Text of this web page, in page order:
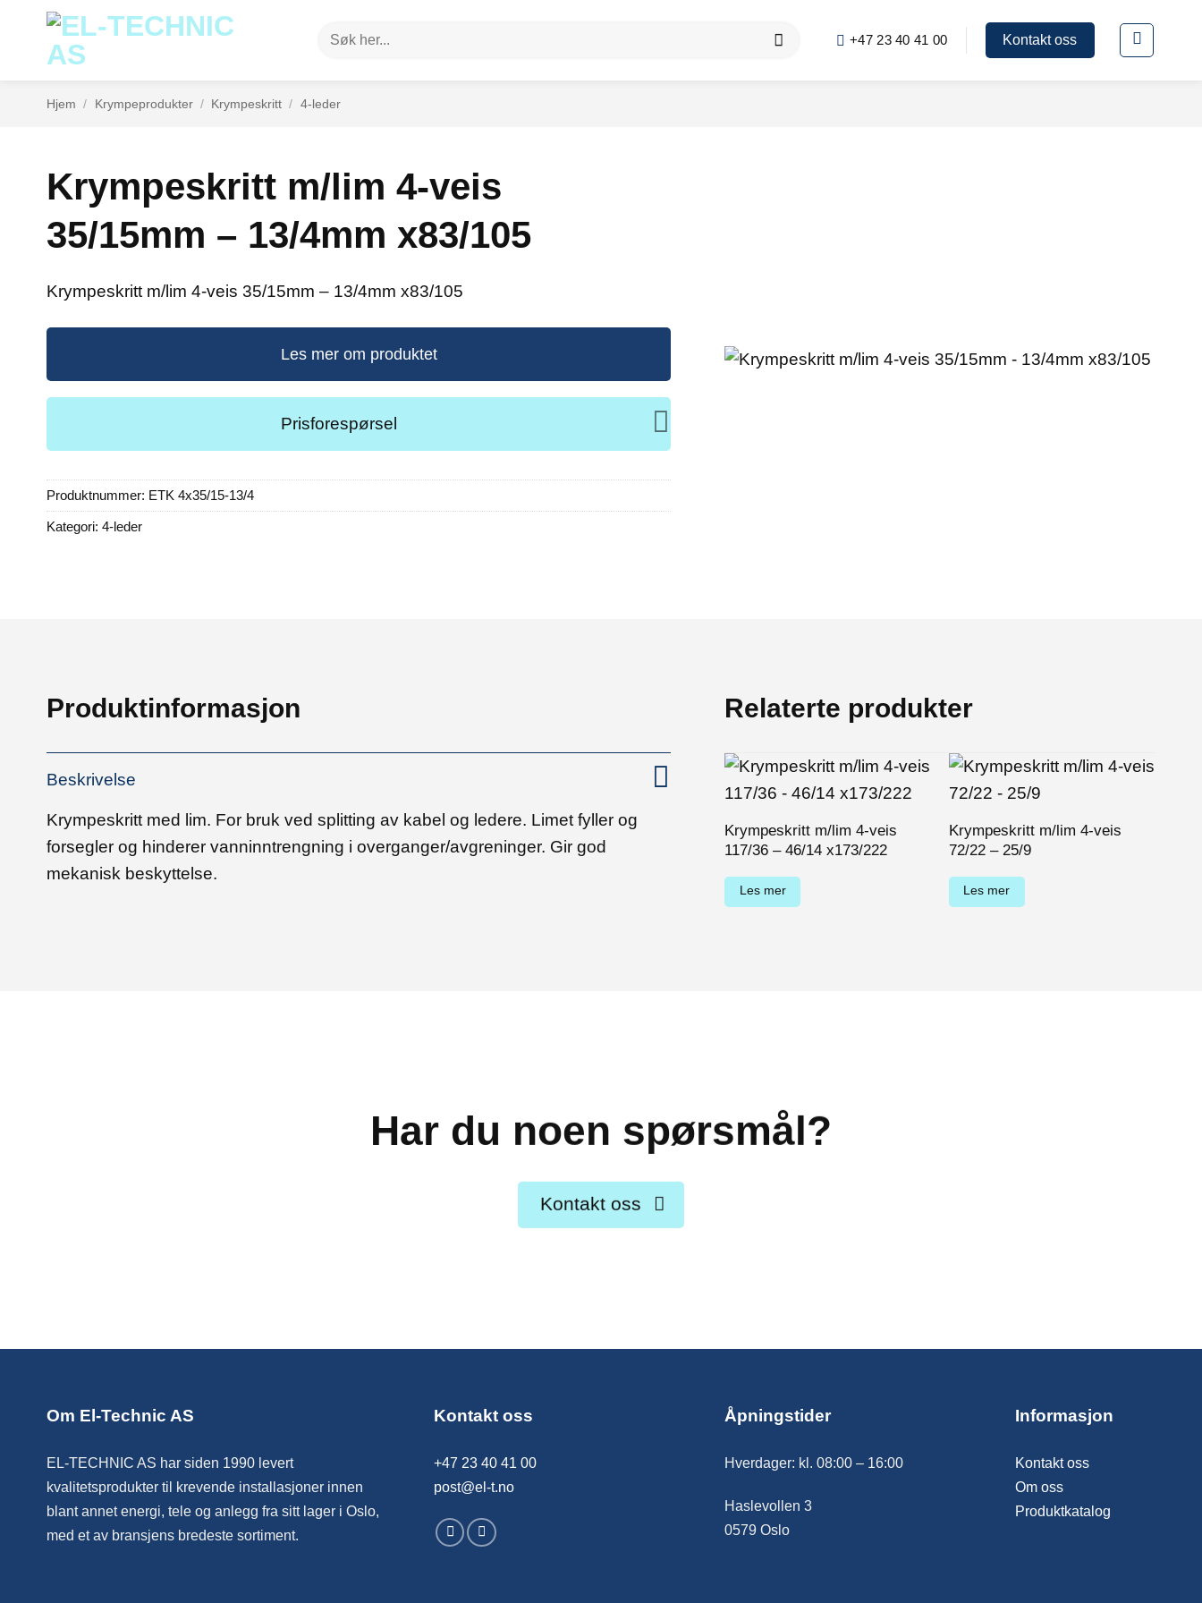
content
Søk
+47 23 40 41 00 Kontakt oss
Hjem / Krympeprodukter / Krympeskritt / 4-leder
Krympeskritt m/lim 4-veis
35/15mm – 13/4mm x83/105
Krympeskritt m/lim 4-veis 35/15mm – 13/4mm x83/105
Les mer om produktet
Prisforespørsel
Produktnummer: ETK 4x35/15-13/4
Kategori: 4-leder
Produktinformasjon
Beskrivelse
Krympeskritt med lim. For bruk ved splitting av kabel og ledere. Limet fyller og
forsegler og hinderer vanninntrengning i overganger/avgreninger. Gir god
mekanisk beskyttelse.
Relaterte produkter
Krympeskritt m/lim 4-veis
117/36 – 46/14 x173/222
Les mer
Krympeskritt m/lim 4-veis
72/22 – 25/9
Les mer
Har du noen spørsmål?
Kontakt oss
Om El-Technic AS
EL-TECHNIC AS har siden 1990 levert
kvalitetsprodukter til krevende installasjoner innen
blant annet energi, tele og anlegg fra sitt lager i Oslo,
med et av bransjens bredeste sortiment.
Kontakt oss
+47 23 40 41 00
post@el-t.no
Åpningstider
Hverdager: kl. 08:00 – 16:00
Haslevollen 3
0579 Oslo
Informasjon
Kontakt oss
Om oss
Produktkatalog